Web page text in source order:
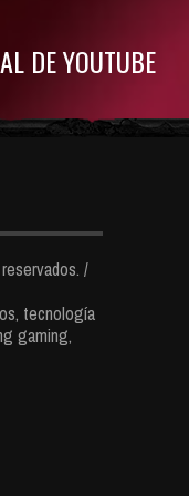
DE YOUTUBE
/
tecnología
gaming,